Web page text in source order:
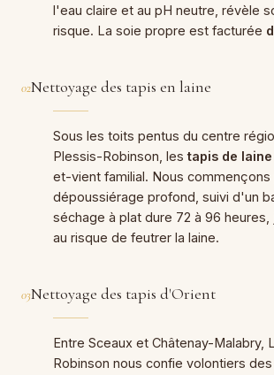
l'eau claire et au pH neutre, révèle
risque. La soie propre est facturée
02Nettoyage des tapis en laine
Sous les toits pentus du centre
Plessis-Robinson, lestapis de laine
et-vient familial. Nous commençons
dépoussiérage profond, suivi d'un
séchage à plat dure 72 à 96 heures,
au risque de feutrer la laine.
03Nettoyage des tapis d'Orient
Entre Sceaux et Châtenay-Malabry,
Robinson nous confie volontiers des